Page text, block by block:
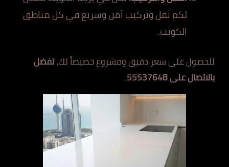
لكم نقل وتركيب آمن وسريع في كل مناطق
الكويت.
للحصول على سعر دقيق ومشروع خصيصاً لك،تفضل
بالاتصال على 55537648
.